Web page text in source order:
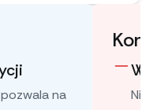
na